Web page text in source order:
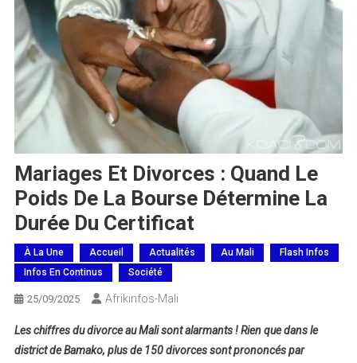
Mariages Et Divorces : Quand Le
Poids De La Bourse Détermine La
Durée Du Certificat
À La Une Accueil Actualités Au Mali
Flash Infos
Infos En Continus
Société
25/09/2025 Afrikinfos-Mali
Les chiffres du divorce au Mali sont alarmants ! Rien que dans le
district de Bamako, plus de 150 divorces sont prononcés par